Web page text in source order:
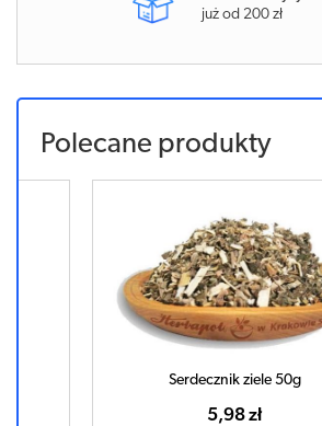
już od 200 zł
Polecane produkty
Serdecznik ziele 50g
5,98 zł